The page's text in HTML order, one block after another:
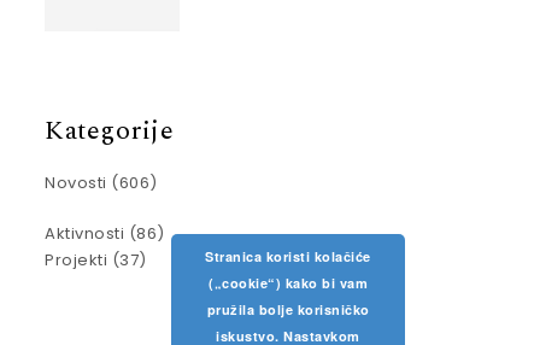
Kategorije
Novosti (606)
Aktivnosti (86)
Projekti (37)
Stranica koristi kolačiće
(„cookie“) kako bi vam
pružila bolje korisničko
iskustvo. Nastavkom